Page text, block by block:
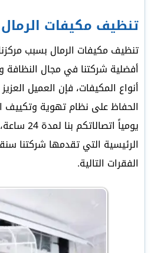
تنظيف مكيفات الرمال
تنظيف مكيفات الرمال بسبب
أفضلية شركتنا في مجال النظافة
أنواع المكيفات، فإن العميل
الحفاظ على نظام تهوية وتكييف
يومياً
الرئيسية التي تقدمها شركتنا
الفقرات التالية.